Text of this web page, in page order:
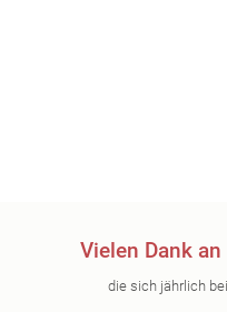
Vielen Dank an
die sich jährlich